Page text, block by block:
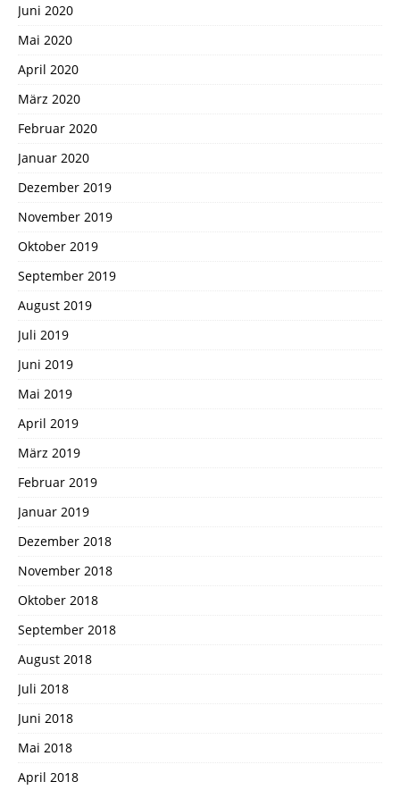
Juni 2020
Mai 2020
April 2020
März 2020
Februar 2020
Januar 2020
Dezember 2019
November 2019
Oktober 2019
September 2019
August 2019
Juli 2019
Juni 2019
Mai 2019
April 2019
März 2019
Februar 2019
Januar 2019
Dezember 2018
November 2018
Oktober 2018
September 2018
August 2018
Juli 2018
Juni 2018
Mai 2018
April 2018